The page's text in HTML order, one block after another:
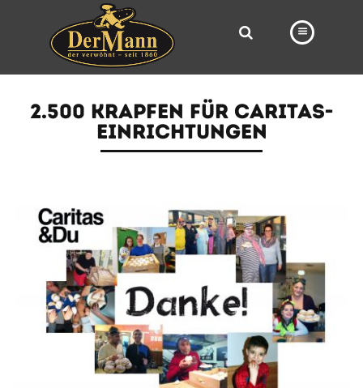
FILIALEN
BÄCKEREI
VORBESTELLUNG
NEWS
KARRIERE
2.500 KRAPFEN FÜR CARITAS-
EINRICHTUNGEN